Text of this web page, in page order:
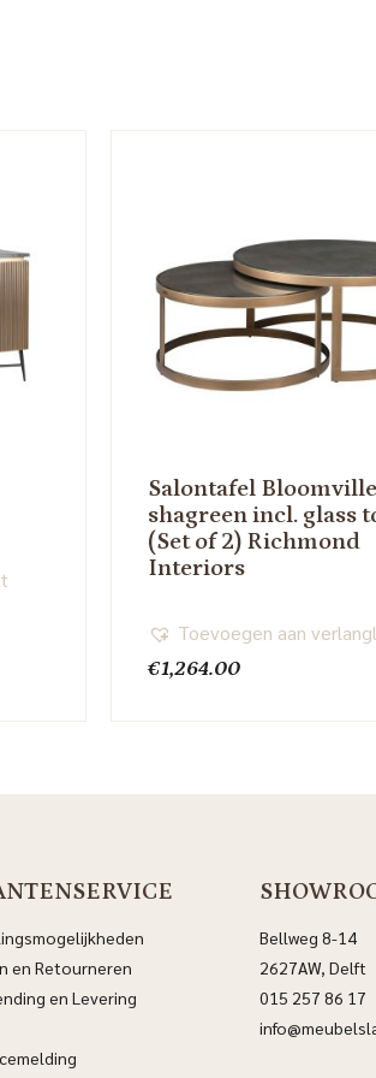
Salontafel
shagreen incl. glass
(Set of 2) Richmond
Interiors
€1,264.00
Toevoegen aan
en Retourneren
en Levering
Bellweg 8-14
2627AW, Delft
015 257 86 17